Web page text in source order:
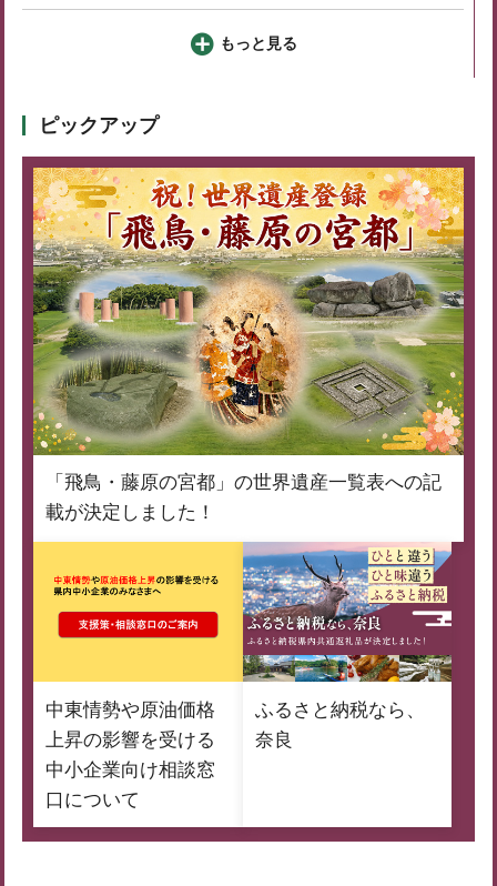
もっと見る
ピックアップ
「飛鳥・藤原の宮都」の世界遺産一覧表への記
載が決定しました！
中東情勢や原油価格
上昇の影響を受ける
中小企業向け相談窓
口について
ふるさと納税なら、
奈良